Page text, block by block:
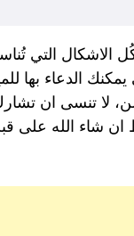
التي
الدعاء بها
لا تنسى ان
ان شاء الله على